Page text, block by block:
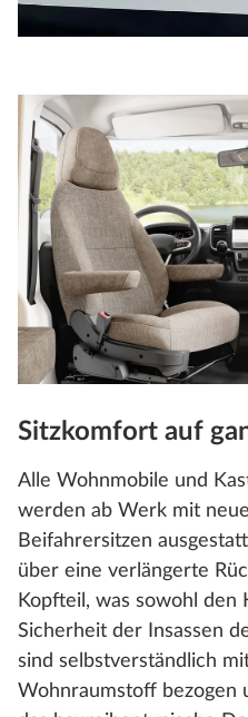
Sitzkomfort auf
Alle Wohnmobile und
werden ab Werk mit
Beifahrersitzen
über eine verlängerte
Kopfteil, was sowohl den
Sicherheit der Insassen
sind selbstverständlich
Wohnraumstoff bezogen